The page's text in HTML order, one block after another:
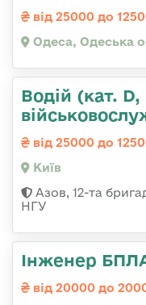
від 25000 до
Одеса, Одеська
Водій (кат. D,
від 25000 до
Київ
Азов, 12-та
НГУ
Інженер
від 20000 до